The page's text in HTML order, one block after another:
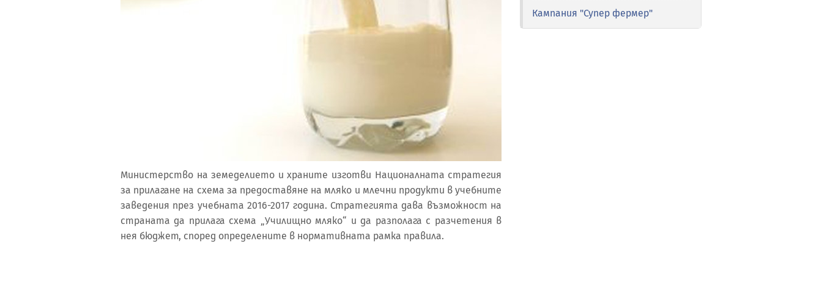
Министерство на земеделието и храните изготви Националната стратегия
за прилагане на схема за предоставяне на мляко и млечни продукти в учебните
заведения през учебната 2016-2017 година. Стратегията дава възможност на
страната да прилага схема „Училищно мляко“ и да разполага с разчетения в
нея бюджет, според определените в нормативната рамка правила.
Кампания "Супер фермер"